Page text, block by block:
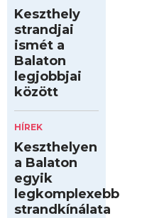
Keszthely
strandjai
ismét a
Balaton
legjobbjai
között
HÍREK
Keszthelyen
a Balaton
egyik
legkomplexebb
strandkínálata